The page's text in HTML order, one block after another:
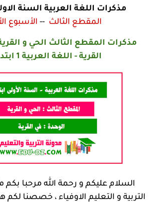
مذكرات اللغة العربية السنة
المقطع الثالث -- الأسبوع
مذكرات المقطع الثالث الحي و
القرية - اللغة العربية 1 ابتدائي
السلام عليكم و رحمة الله مرحبا بكم
التربية و التعليم الاوفياء ، خصصنا